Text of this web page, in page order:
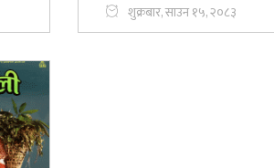
शुक्रबार, साउन १५, २०८३